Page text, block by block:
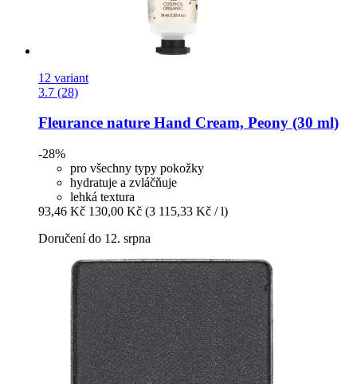
12 variant
3.7 (28)
Fleurance nature Hand Cream, Peony (30 ml)
-28%
pro všechny typy pokožky
hydratuje a zvláčňuje
lehká textura
93,46 Kč 130,00 Kč (3 115,33 Kč / l)
Doručení do 12. srpna